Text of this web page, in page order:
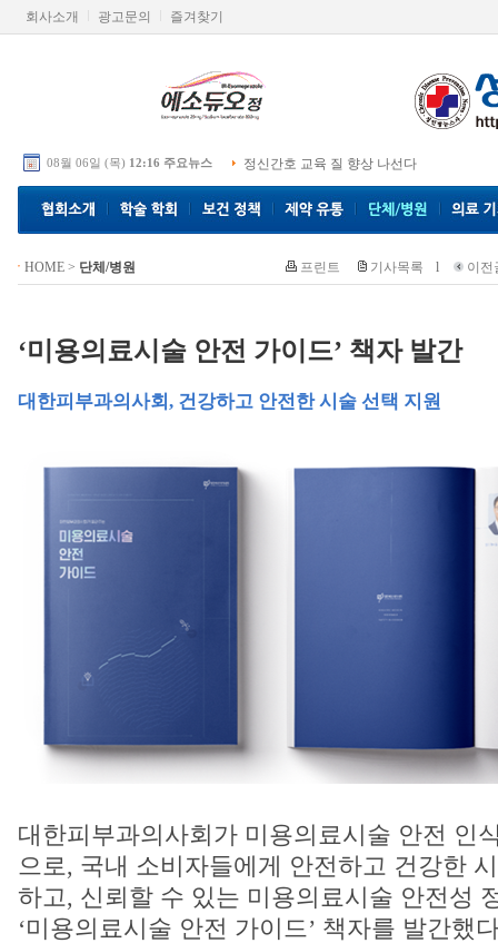
회사소개 광고문의 즐겨찾기
08월 06일 (목) 12:16 주요뉴스 정신간호 교육 질 향상 나선다
HOME> 단체/병원 프린트 기사목록 l 이전
‘미용의료시술 안전 가이드’ 책자 발간
대한피부과의사회, 건강하고 안전한 시술 선택 지원
대한피부과의사회가 미용의료시술 안전 인
으로, 국내 소비자들에게 안전하고 건강한
하고, 신뢰할 수 있는 미용의료시술 안전성
‘미용의료시술 안전 가이드’ 책자를 발간했